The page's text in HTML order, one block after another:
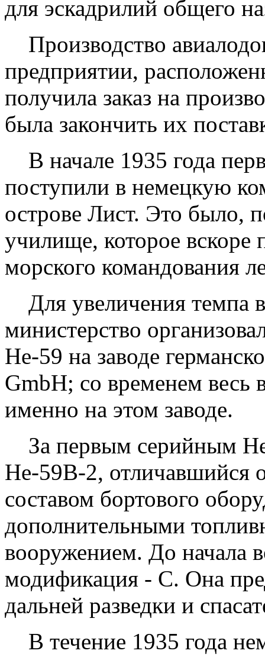
для эскадрилий общего
Производство
предприятии,
получила заказ на
была закончить их
В начале 1935 года
поступили в немецкую
острове Лист. Это было,
училище, которое вскоре
морского командования
Для увеличения темпа
министерство
Не-59 на заводе
GmbH; со временем весь
именно на этом заводе.
За первым серийным
Не-59В-2, отличавшийся
составом бортового
дополнительными
вооружением. До начала
модификация - С. Она
дальней разведки и
В течение 1935 года